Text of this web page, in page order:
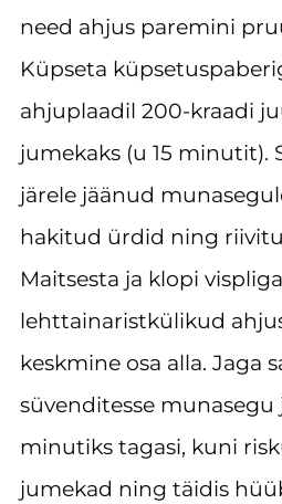
need ahjus paremini
Küpseta
ahjuplaadil 200-kraadi
jumekaks (u 15 minutit).
järele jäänud
hakitud ürdid ning
Maitsesta ja klopi
lehttainaristkülikud
keskmine osa alla. Jaga
süvenditesse munasegu
minutiks tagasi, kuni
jumekad ning täidis